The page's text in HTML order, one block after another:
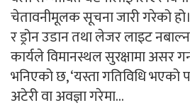
चेतावनीमूलक सूचना जारी गरेको
र ड्रोन उडान तथा लेजर लाइट
कार्यले विमानस्थल सुरक्षामा असर
भनिएको छ, ‘यस्ता गतिविधि भएको
अटेरी वा अवज्ञा गरेमा...